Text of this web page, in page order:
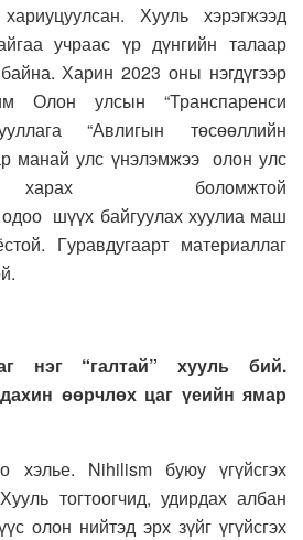
сан.
Хууль хэрэгжээд
учраас үр дүнгийн талаар
байна. Харин 2023 оны нэгдүгээр
Олон улсын “Транспаренси
“Авлигын төсөөллийн
манай улс үнэлэмжээ олон улс
харах боломжтой
шүүх байгуулах хуулиа маш
Гуравдугаарт материаллаг
нэг “галтай” хууль бий.
өөрчлөх цаг үеийн ямар
хэлье. Nihilism буюу үгүйсгэх
Хууль тогтоогчид, удирдах албан
олон нийтэд эрх зүйг үгүйсгэх